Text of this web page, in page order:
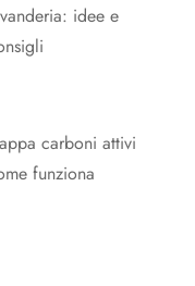
idee e
carboni attivi
funziona